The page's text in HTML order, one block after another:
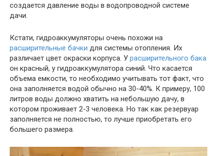
создается давление воды в водопроводной системе
дачи.
Кстати, гидроаккумуляторы очень похожи на
расширительные бачки для системы отопления. Их
различает цвет окраски корпуса. У расширительного бака
он красный, у гидроаккумулятора синий. Что касается
объема емкости, то необходимо учитывать тот факт, что
она заполняется водой обычно на 30-40%. К примеру, 100
литров воды должно хватить на небольшую дачу, в
котором проживает 2-3 человека. Но так как резервуар
заполняется не полностью, то лучше приобретать его
большего размера.